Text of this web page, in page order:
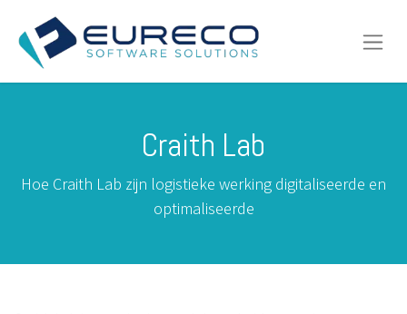
Craith Lab
Hoe Craith Lab zijn logistieke werking digitaliseerde en
optimaliseerde